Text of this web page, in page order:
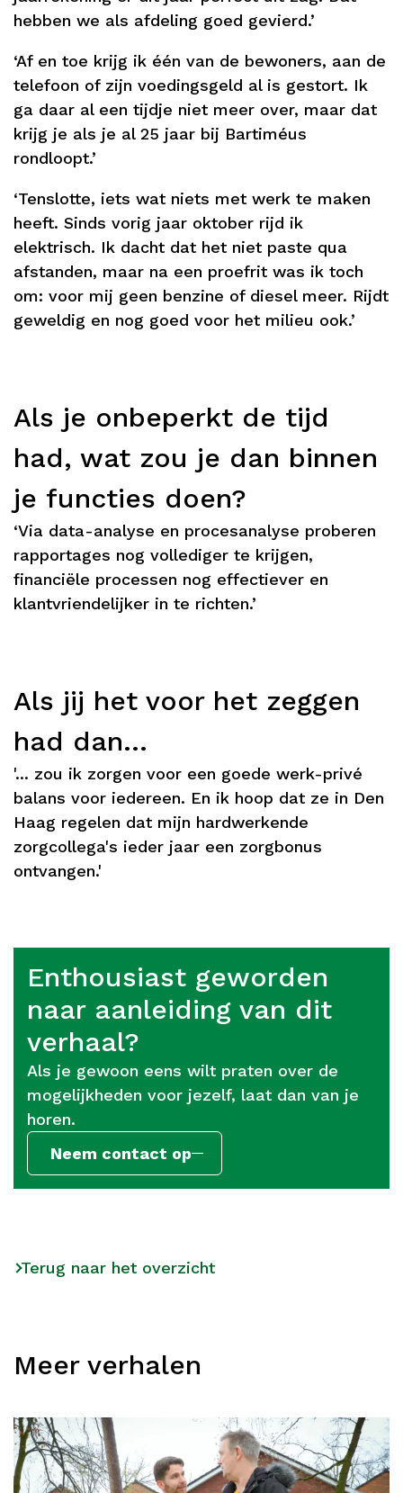
hebben we als afdeling goed gevierd.’
‘Af en toe krijg ik één van de bewoners, aan de
telefoon of zijn voedingsgeld al is gestort. Ik
ga daar al een tijdje niet meer over, maar dat
krijg je als je al 25 jaar bij Bartiméus
rondloopt.’
‘Tenslotte, iets wat niets met werk te maken
heeft. Sinds vorig jaar oktober rijd ik
elektrisch. Ik dacht dat het niet paste qua
afstanden, maar na een proefrit was ik toch
om: voor mij geen benzine of diesel meer. Rijdt
geweldig en nog goed voor het milieu ook.’
Als je onbeperkt de tijd
had, wat zou je dan binnen
je functies doen?
‘Via data-analyse en procesanalyse proberen
rapportages nog vollediger te krijgen,
financiële processen nog effectiever en
klantvriendelijker in te richten.’
Als jij het voor het zeggen
had dan...
'... zou ik zorgen voor een goede werk-privé
balans voor iedereen. En ik hoop dat ze in Den
Haag regelen dat mijn hardwerkende
zorgcollega's ieder jaar een zorgbonus
ontvangen.'
Enthousiast geworden
naar aanleiding van dit
verhaal?
Als je gewoon eens wilt praten over de
mogelijkheden voor jezelf, laat dan van je
horen.
Neem contact op
Terug naar het overzicht
Meer verhalen